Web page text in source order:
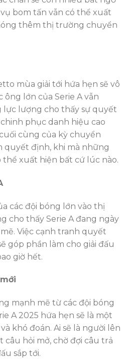
bom tấn vẫn có thể xuất
thêm thị trường chuyển
mùa giải tới hứa hẹn sẽ vô
ông lớn của Serie A vẫn
lượng cho thấy sự quyết
phục danh hiệu cao
cùng của kỳ chuyển
quyết định, khi mà những
xuất hiện bất cứ lúc nào.
các đội bóng lớn vào thị
cho thấy Serie A đang ngày
Việc cạnh tranh quyết
góp phần làm cho giải đấu
giờ hết.
mạnh mẽ từ các đội bóng
A 2025 hứa hẹn sẽ là một
khó đoán. Ai sẽ là người lên
câu hỏi mở, chờ đợi câu trả
sắp tới.